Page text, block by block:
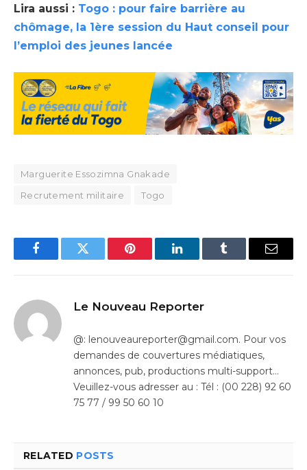
Lira aussi : Togo : pour faire barrière au
chômage, la 1ère session du Haut conseil pour
l’emploi des jeunes lancée
Marguerite Essozimna Gnakade
Recrutement militaire
Togo
FacebookTwitter Pinterest LinkedInTumblr Email
Le Nouveau Reporter
@: lenouveaureporter@gmail.com. Pour vos
demandes de couvertures médiatiques,
annonces, pub, productions multi-support…
Veuillez-vous adresser au : Tél : (00 228) 92 60
75 77 / 99 50 60 10
RELATED POSTS